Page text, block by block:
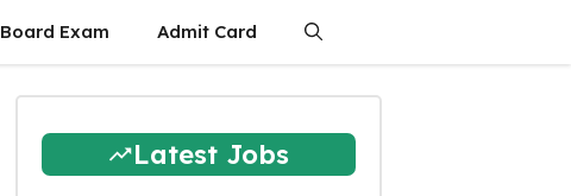
Board Exam Admit Card
Latest Jobs